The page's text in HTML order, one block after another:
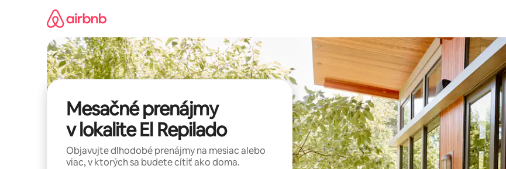
Mesačné prenájmy
v lokalite El Repilado
Objavujte dlhodobé prenájmy na mesiac alebo
viac, v ktorých sa budete cítiť ako doma.